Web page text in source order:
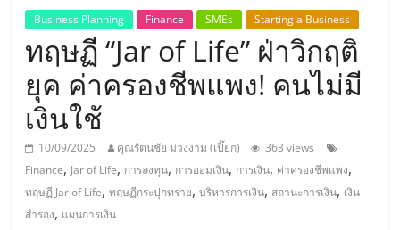
ธุรกิจ
เอ
ส
เอ็
มอี
Business Planning Finance SMEs Starting a Business
ทฤษฏี “Jar of Life” ฝ่าวิกฤติ
ยุค ค่าครองชีพแพง! คนไม่มี
เงินใช้
10/09/2025 คุณรัตนชัย ม่วงงาม (เปี๊ยก)
363 views
Finance, Jar of Life, การลงทุน, การออมเงิน, การเงิน, ค่าครองชีพแพง,
ทฤษฏี Jar of Life,ทฤษฏีกระปุกทราย,บริหารการเงิน, สถานะการเงิน, เงิน
สำรอง, แผนการเงิน